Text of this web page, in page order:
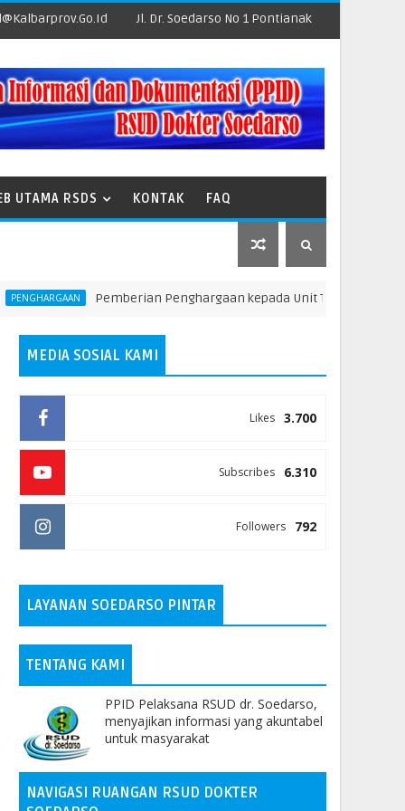
Jl. Dr. Soedarso No 1 Pontianak
UTAMA RSDS KONTAK FAQ
Pemberian Penghargaan kepada Unit Teraktif dalam
MEDIA SOSIAL KAMI
3.700
Likes
6.310
Subscribes
792
Followers
LAYANAN SOEDARSO PINTAR
TENTANG KAMI
PPID Pelaksana RSUD dr. Soedarso,
menyajikan informasi yang akuntabel
untuk masyarakat
NAVIGASI RUANGAN RSUD DOKTER